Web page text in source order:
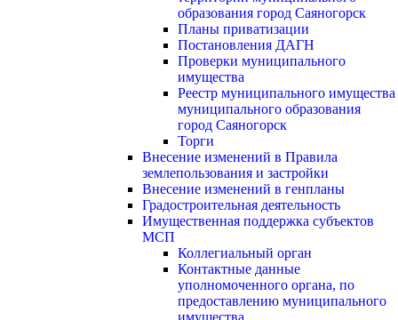
образования город Саяногорск
Планы приватизации
Постановления ДАГН
Проверки муниципального
имущества
Реестр муниципального имущества
муниципального образования
город Саяногорск
Торги
Внесение изменений в Правила
землепользования и застройки
Внесение изменений в генпланы
Градостроительная деятельность
Имущественная поддержка субъектов
МСП
Коллегиальный орган
Контактные данные
уполномоченного органа, по
предоставлению муниципального